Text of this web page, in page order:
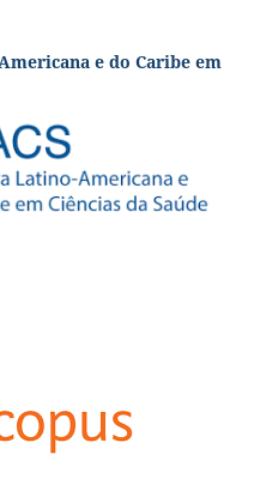
e do Caribe em